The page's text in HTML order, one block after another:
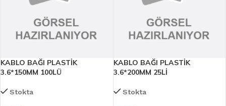
KABLO BAĞI PLASTİK
3.6*150MM 100LÜ
Stokta
KABLO BAĞI PLASTİK
3.6*200MM 25Lİ
Stokta